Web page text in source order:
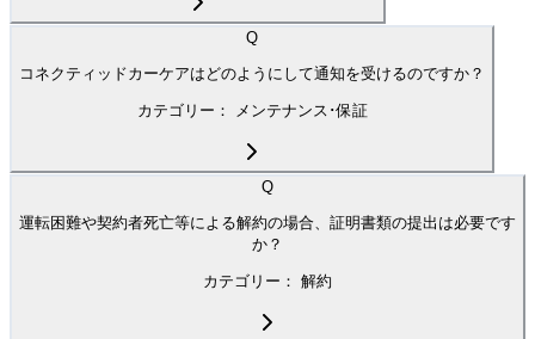
Q
コネクティッドカーケアはどのようにして通知を受けるのですか？
カテゴリー： メンテナンス･保証
Q
運転困難や契約者死亡等による解約の場合、証明書類の提出は必要です
か？
カテゴリー： 解約